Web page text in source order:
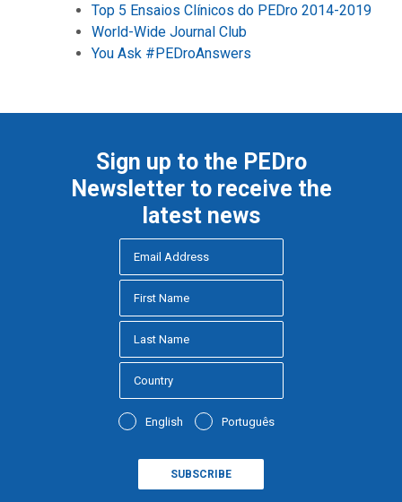
Top 5 Ensaios Clínicos do PEDro 2014-2019
World-Wide Journal Club
You Ask #PEDroAnswers
Sign up to the PEDro
Newsletter to receive the
latest news
English Português